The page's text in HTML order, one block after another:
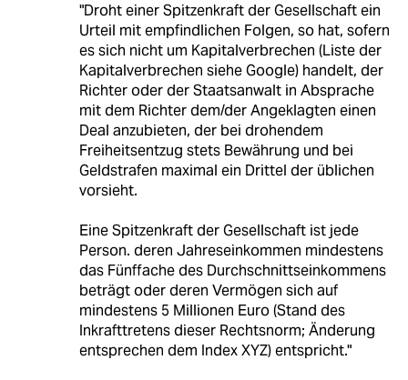
"Droht einer Spitzenkraft der Gesellschaft ein
Urteil mit empfindlichen Folgen, so hat, sofern
es sich nicht um Kapitalverbrechen (Liste der
Kapitalverbrechen siehe Google) handelt, der
Richter oder der Staatsanwalt in Absprache
mit dem Richter dem/der Angeklagten einen
Deal anzubieten, der bei drohendem
Freiheitsentzug stets Bewährung und bei
Geldstrafen maximal ein Drittel der üblichen
vorsieht.
Eine Spitzenkraft der Gesellschaft ist jede
Person. deren Jahreseinkommen mindestens
das Fünffache des Durchschnittseinkommens
beträgt oder deren Vermögen sich auf
mindestens 5 Millionen Euro (Stand des
Inkrafttretens dieser Rechtsnorm; Änderung
entsprechen dem Index XYZ) entspricht."